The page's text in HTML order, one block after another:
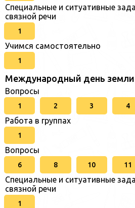
Специальные и ситуативные
связной речи
1
Учимся самостоятельно
1
Международный день земли
Вопросы
1 2 3 4
Работа в группах
1
Вопросы
6 8 10 11
Специальные и ситуативные
связной речи
1